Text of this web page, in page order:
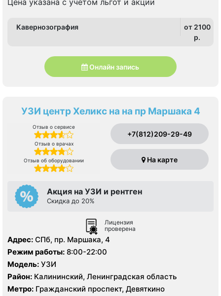
Цена указана с учетом льгот и акции
Кавернозография
от 2100
p.
Онлайн запись
УЗИ центр Хеликс на на пр Маршака 4
Отзыв о сервисе
Отзыв о врачах
Отзыв об оборудовании
+7(812)209-29-49
На карте
Акция на УЗИ и рентген
Скидка до 20%
Лицензия
проверена
Адрес: СПб, пр. Маршака, 4
Режим работы: 8:00-22:00
Модель: УЗИ
Район: Калининский, Ленинградская область
Метро: Гражданский проспект, Девяткино